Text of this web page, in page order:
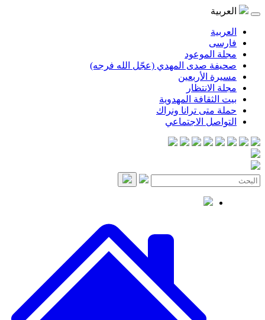
العربية
العربية
فارسی
مجلة الموعود
صحيفة صدى المهدي (عجّل الله فرجه)
مسيرة الأربعين
مجلة الانتظار
بيت الثقافة المهدوية
حملة متى ترانا ونراك
التواصل الاجتماعي